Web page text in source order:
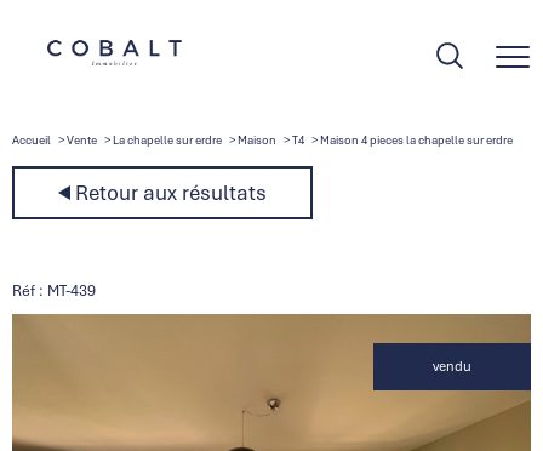
Accueil Vente La chapelle sur erdre Maison T4 Maison 4 pieces la chapelle sur erdre
Retour aux résultats
Réf : MT-439
vendu